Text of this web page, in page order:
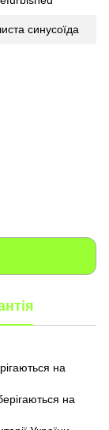
синусоїда
на
на